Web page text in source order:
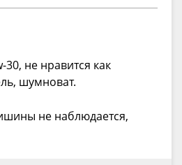
30, не нравится как
шумноват.
не наблюдается,